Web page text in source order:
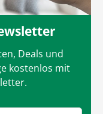
Deals und
kostenlos mit